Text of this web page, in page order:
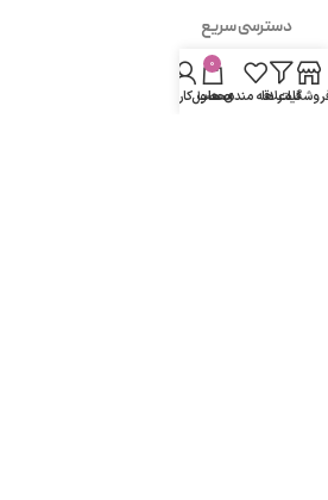
دسترسی سریع
- صفحه اصلی
فیلتر ها
علاقه مندی ها
0
محصول
حساب کاربری من